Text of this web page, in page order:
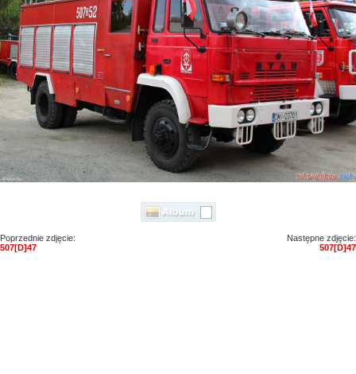
Poprzednie zdjęcie:
507[D]47
Następne zdjęcie:
507[D]47